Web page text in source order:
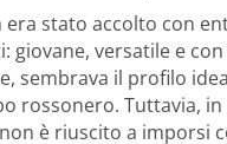
era stato accolto con
giovane, versatile e
sembrava il profilo
rossonero. Tuttavia,
è riuscito a imporsi